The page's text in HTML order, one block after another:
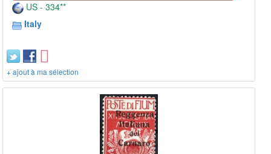
US - 334**
Italy
+ ajout à ma sélection